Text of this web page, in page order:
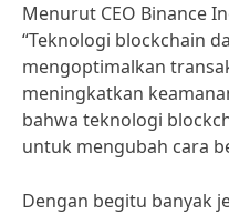
Menurut CEO Binance
“Teknologi blockchain
mengoptimalkan
meningkatkan
bahwa teknologi
untuk mengubah cara
Dengan begitu banyak